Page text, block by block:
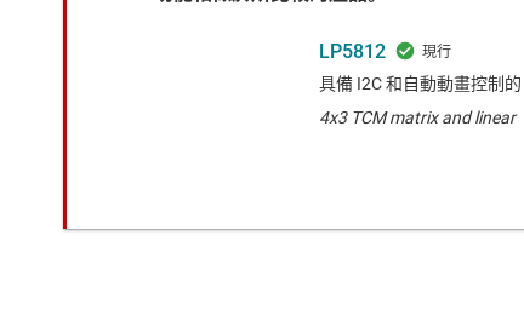
LP5812
具備 I2C 和自動動畫控制
4x3 TCM matrix and linear